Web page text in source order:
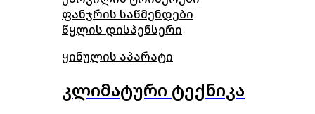
ფანჯრის საწმენდები
წყლის დისპენსერი
ყინულის აპარატი
კლიმატური ტექნიკა